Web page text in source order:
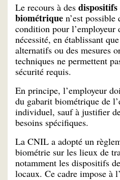
Le recours à des
biométrique n’est
condition pour l’employeur
nécessité, en établissant
alternatifs ou des mesures
techniques ne permettent
sécurité requis.
En principe, l’employeur
du gabarit biométrique de
individuel, sauf à justifier
besoins spécifiques.
La CNIL a adopté un
biométrie sur les lieux de
notamment les dispositifs
locaux. Ce cadre impose à